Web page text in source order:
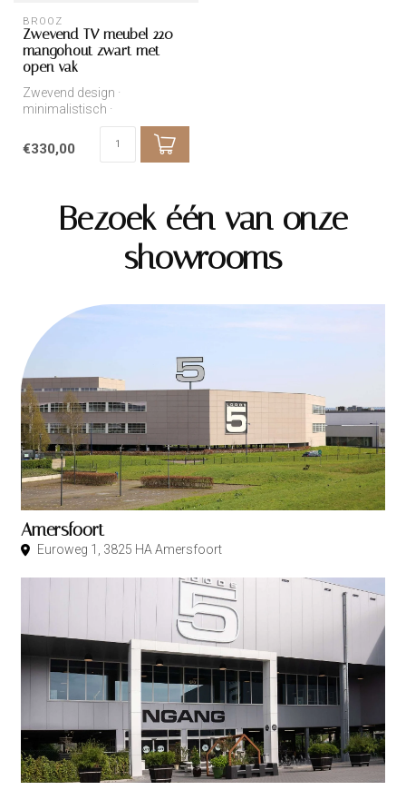
BROOZ
Zwevend TV meubel 220 –
mangohout zwart met
open vak
Zwevend design ·
minimalistisch ·
onderhoudsvriendelijk
€330,00
Bezoek één van onze
showrooms
Amersfoort
Euroweg 1, 3825 HA Amersfoort